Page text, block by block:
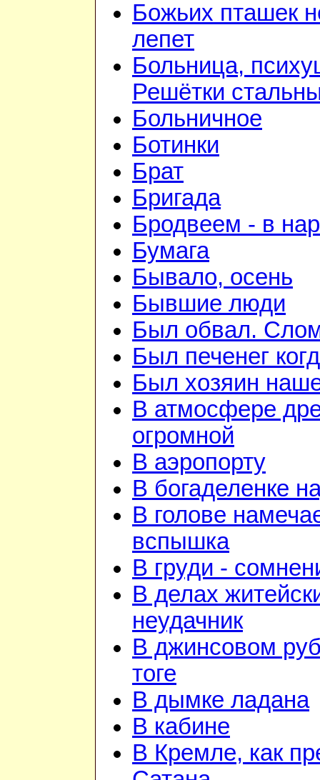
Божьих пташек
лепет
Больница,
Решётки
Больничное
Ботинки
Брат
Бригада
Бродвеем - в
Бумага
Бывало, осень
Бывшие люди
Был обвал.
Был печенег
Был хозяин
В атмосфере
огромной
В аэропорту
В богаделенке
В голове
вспышка
В груди -
В делах
неудачник
В джинсовом
тоге
В дымке ладана
В кабине
В Кремле, как